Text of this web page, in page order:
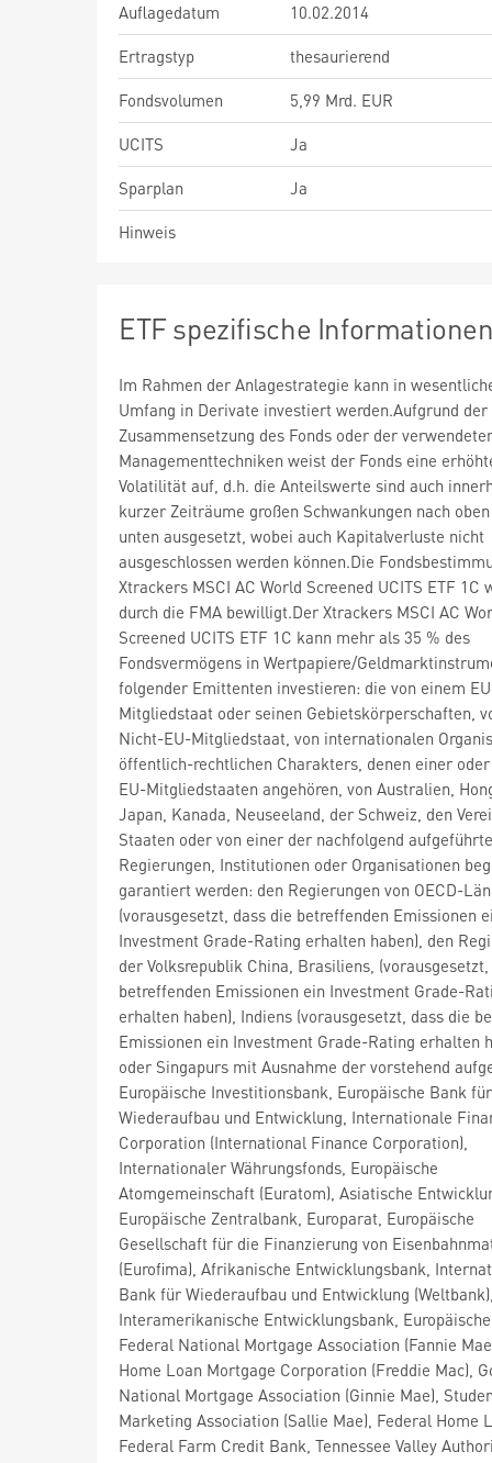
Auflagedatum
10.02.2014
Ertragstyp
thesaurierend
Fondsvolumen
5,99 Mrd. EUR
UCITS
Ja
Sparplan
Ja
Hinweis
ETF spezifische
Im Rahmen der Anlagestrategie kann in
Umfang in Derivate investiert werden.Aufgrund der
Zusammensetzung des Fonds oder der
Managementtechniken weist der Fonds eine
Volatilität auf, d.h. die Anteilswerte sind auch
kurzer Zeiträume großen Schwankungen nach
unten ausgesetzt, wobei auch Kapitalverluste nicht
ausgeschlossen werden können.Die
Xtrackers MSCI AC World Screened UCITS ETF 1C
durch die FMA bewilligt.Der Xtrackers MSCI AC
Screened UCITS ETF 1C kann mehr als 35 % des
Fondsvermögens in Wertpapiere/
folgender Emittenten investieren: die von einem
Mitgliedstaat oder seinen Gebietskörperschaften,
Nicht-EU-Mitgliedstaat, von internationalen
öffentlich-rechtlichen Charakters, denen einer
EU-Mitgliedstaaten angehören, von Australien,
Japan, Kanada, Neuseeland, der Schweiz, den
Staaten oder von einer der nachfolgend
Regierungen, Institutionen oder Organisationen
garantiert werden: den Regierungen von OECD-
(vorausgesetzt, dass die betreffenden Emissionen
Investment Grade-Rating erhalten haben), den
der Volksrepublik China, Brasiliens,
betreffenden Emissionen ein Investment Grade-
erhalten haben), Indiens (vorausgesetzt, dass die
Emissionen ein Investment Grade-Rating erhalten
oder Singapurs mit Ausnahme der vorstehend
Europäische Investitionsbank, Europäische Bank für
Wiederaufbau und Entwicklung, Internationale
Corporation (International Finance Corporation),
Internationaler Währungsfonds, Europäische
Atomgemeinschaft (Euratom), Asiatische
Europäische Zentralbank, Europarat, Europäische
Gesellschaft für die Finanzierung von
(Eurofima), Afrikanische Entwicklungsbank,
Bank für Wiederaufbau und Entwicklung
Interamerikanische Entwicklungsbank,
Federal National Mortgage Association (Fannie
Home Loan Mortgage Corporation (Freddie Mac),
National Mortgage Association (Ginnie Mae),
Marketing Association (Sallie Mae), Federal Home
Federal Farm Credit Bank, Tennessee Valley